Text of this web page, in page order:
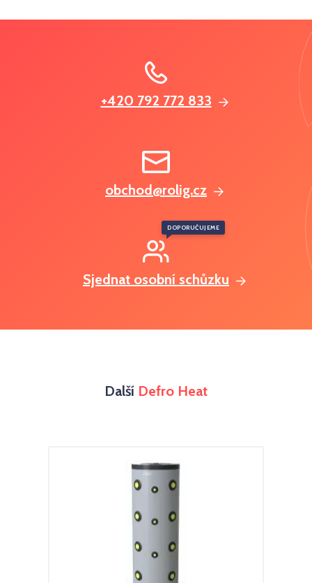
+420 792 772 833
obchod@rolig.cz
Sjednat osobní schůzku
DOPORUČUJEME
Další Defro Heat